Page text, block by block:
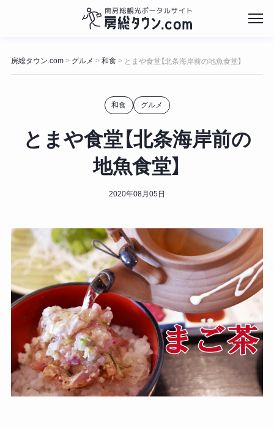
ン
テ
房総タウン.com> グルメ > 和食> とまや食堂【北条海岸前の地魚食堂】
和食 グルメ
とまや食堂【北条海岸前の
地魚食堂】
2020年08月05日